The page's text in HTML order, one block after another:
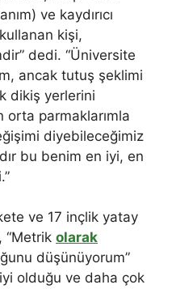
ve kaydırıcı
kişi,
dedi. “Üniversite
ancak tutuş şeklimi
dikiş yerlerini
orta parmaklarımla
diyebileceğimiz
bu benim en iyi, en
ve 17 inçlik yatay
“Metrik olarak
düşünüyorum”
olduğu ve daha çok